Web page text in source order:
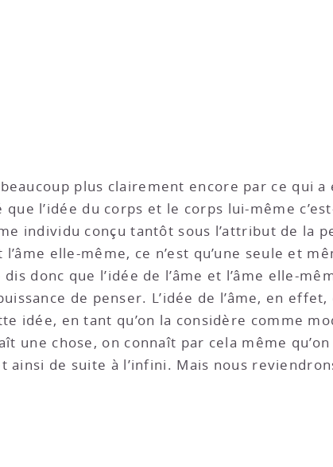
plus clairement encore par ce qui a
l’idée du corps et le corps lui-même
individu conçu tantôt sous l’attribut de la
l’âme elle-même, ce n’est qu’une seule et
donc que l’idée de l’âme et l’âme elle-
de penser. L’idée de l’âme, en effet,
idée, en tant qu’on la considère comme
une chose, on connaît par cela même
ainsi de suite à l’infini. Mais nous